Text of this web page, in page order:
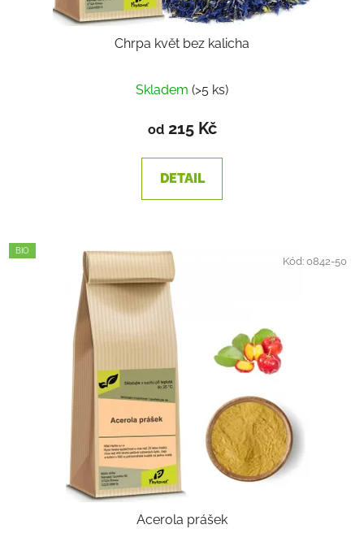
Chrpa květ bez kalicha
Skladem (>5 ks)
od215 Kč
DETAIL
BIO
Acerola prášek
Kód:0842-50